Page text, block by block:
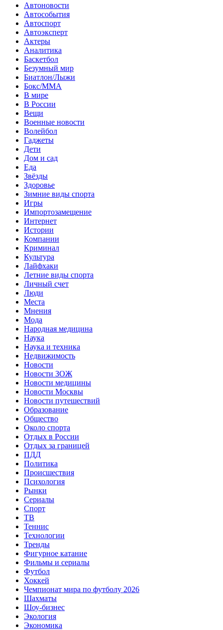
Автоновости
Автособытия
Автоспорт
Автоэксперт
Актеры
Аналитика
Баскетбол
Безумный мир
Биатлон/Лыжи
Бокс/MMA
В мире
В России
Вещи
Военные новости
Волейбол
Гаджеты
Дети
Дом и сад
Еда
Звёзды
Здоровье
Зимние виды спорта
Игры
Импортозамещение
Интернет
Истории
Компании
Криминал
Культура
Лайфхаки
Летние виды спорта
Личный счет
Люди
Места
Мнения
Мода
Народная медицина
Наука
Наука и техника
Недвижимость
Новости
Новости ЗОЖ
Новости медицины
Новости Москвы
Новости путешествий
Образование
Общество
Около спорта
Отдых в России
Отдых за границей
ПДД
Политика
Происшествия
Психология
Рынки
Сериалы
Спорт
ТВ
Теннис
Технологии
Тренды
Фигурное катание
Фильмы и сериалы
Футбол
Хоккей
Чемпионат мира по футболу 2026
Шахматы
Шоу-бизнес
Экология
Экономика